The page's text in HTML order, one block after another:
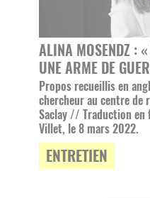
ALINA MOSENDZ :
UNE ARME DE
Propos recueillis en
chercheur au centre de
Saclay // Traduction en
Villet, le 8 mars 2022.
ENTRETIEN